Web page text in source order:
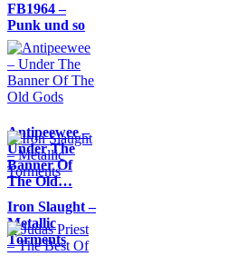
FB1964 –
Punk und so
Antipeewee –
Under The
Banner Of
The Old…
Iron Slaught –
Metallic
Torments